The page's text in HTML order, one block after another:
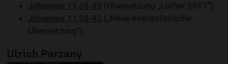
Johannes 11,38-45 (Übersetzung „Luther 2017“)
Johannes 11,38-45 („Neue evangelistische
Übersetzung“)
Ulrich Parzany